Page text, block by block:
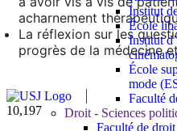
Institut
École
Institut
École
mode
Faculté
Droit - Sciences
Faculté de
acharnement
La réflexion sur les
progrès de la médecine
11,124